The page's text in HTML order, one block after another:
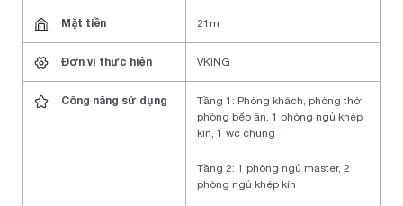
Mặt tiền 21m
Đơn vị thực hiện VKING
Công năng sử dụng
Tầng 1: Phòng khách, phòng thờ,
phòng bếp ăn, 1 phòng ngủ khép
kín, 1 wc chung
Tầng 2: 1 phòng ngủ master, 2
phòng ngủ khép kín